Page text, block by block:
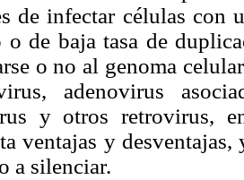
de infectar células con
o de baja tasa de
o no al genoma
adenovirus
y otros retrovirus,
ventajas y
a silenciar.